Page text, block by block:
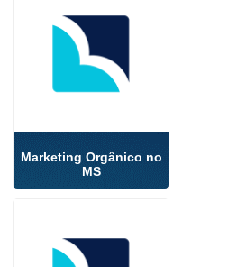
Marketing Orgânico no
MS